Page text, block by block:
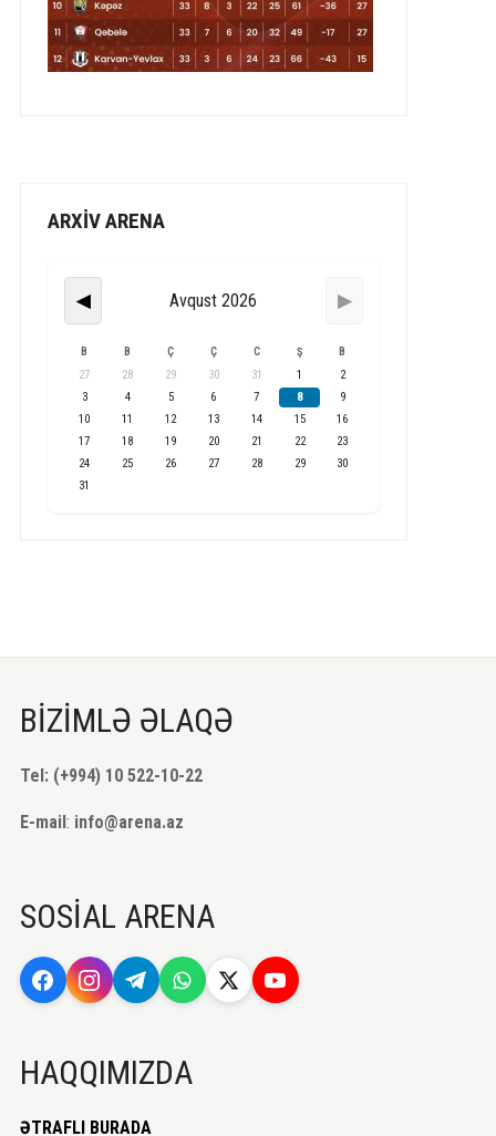
ARXİV ARENA
◀ Avqust 2026 ▶
B B Ç Ç C Ş B
27 28 29 30 31 1
2
3
4 5 6 7 8
9
10
11 12 13 14 15
16
17
18 19 20 21 22
23
24
25 26 27 28 29
30
31
BİZİMLƏ ƏLAQƏ
Tel: (+994) 10 522-10-22
E-mail: info@arena.az
SOSİAL ARENA
HAQQIMIZDA
ƏTRAFLI BURADA